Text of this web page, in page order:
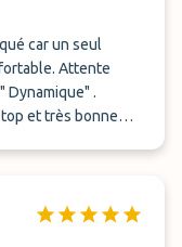
car un seul
Attente
Dynamique" .
et très bonne